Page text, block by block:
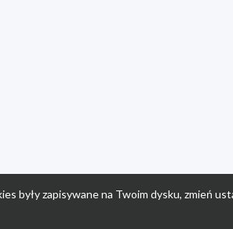
były zapisywane na Twoim dysku, zmień